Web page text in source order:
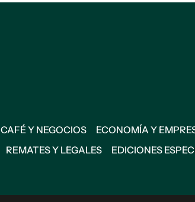
CAFÉ Y NEGOCIOS ECONOMÍA Y
REMATES Y LEGALES EDICIONES